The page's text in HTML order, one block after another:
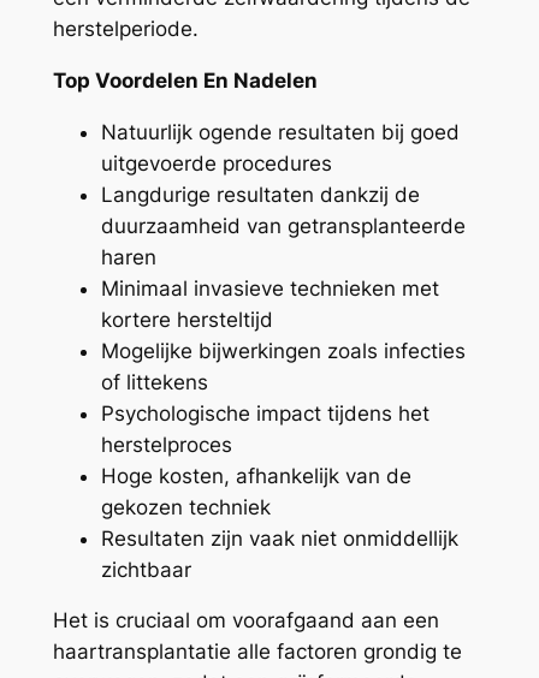
herstelperiode.
Top Voordelen En Nadelen
Natuurlijk ogende resultaten bij goed
uitgevoerde procedures
Langdurige resultaten dankzij de
duurzaamheid van getransplanteerde
haren
Minimaal invasieve technieken met
kortere hersteltijd
Mogelijke bijwerkingen zoals infecties
of littekens
Psychologische impact tijdens het
herstelproces
Hoge kosten, afhankelijk van de
gekozen techniek
Resultaten zijn vaak niet onmiddellijk
zichtbaar
Het is cruciaal om voorafgaand aan een
haartransplantatie alle factoren grondig te